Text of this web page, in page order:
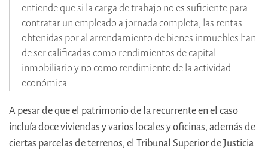
entiende que si la carga de trabajo no es suficiente para
contratar un empleado a jornada completa, las rentas
obtenidas por al arrendamiento de bienes inmuebles han
de ser calificadas como rendimientos de capital
inmobiliario y no como rendimiento de la actividad
económica.
A pesar de que el patrimonio de la recurrente en el caso
incluía doce viviendas y varios locales y oficinas, además de
ciertas parcelas de terrenos, el Tribunal Superior de Justicia